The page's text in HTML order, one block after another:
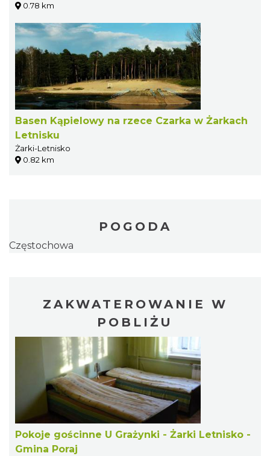
0.78 km
Basen Kąpielowy na rzece Czarka w Żarkach
Letnisku
Żarki-Letnisko
0.82 km
POGODA
Częstochowa
ZAKWATEROWANIE W
POBLIŻU
Pokoje gościnne U Grażynki - Żarki Letnisko -
Gmina Poraj